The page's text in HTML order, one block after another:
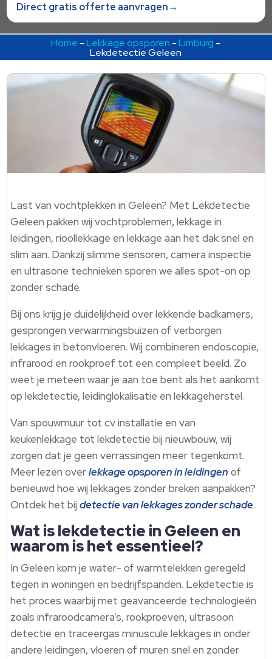
Direct gratis offerte aanvragen→
Home -Lekkage opsporen -Limburg -
Lekdetectie Geleen
Last van vochtplekken in Geleen? Met Lekdetectie
Geleen pakken wij vochtproblemen, lekkage in
leidingen, rioollekkage en lekkage aan het dak snel en
slim aan. Dankzij slimme sensoren, camera inspectie
en ultrasone technieken sporen we alles spot-on op
zonder schade.
Bij ons krijg je duidelijkheid over lekkende badkamers,
gesprongen verwarmingsbuizen of verborgen
lekkages in betonvloeren. Wij combineren endoscopie,
infrarood en rookproef tot een compleet beeld. Zo
weet je meteen waar je aan toe bent als het aankomt
op lekdetectie, leidinglokalisatie en lekkageherstel.
Van spouwmuur tot cv installatie en van
keukenlekkage tot lekdetectie bij nieuwbouw, wij
zorgen dat je geen verrassingen meer tegenkomt.
Meer lezen overlekkage opsporen in leidingen of
benieuwd hoe wij lekkages zonder breken aanpakken?
Ontdek het bijdetectie van lekkages zonder schade.
Wat is lekdetectie in Geleen en
waarom is het essentieel?
In Geleen kom je water- of warmtelekken geregeld
tegen in woningen en bedrijfspanden. Lekdetectie is
het proces waarbij met geavanceerde technologieën
zoals infraroodcamera’s, rookproeven, ultrasoon
detectie en traceergas minuscule lekkages in onder
andere leidingen, vloeren of muren snel en zonder